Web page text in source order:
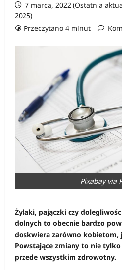
7 marca, 2022 (Ostatnia
2025)
Przeczytano 4 minut
Pixabay via
Żylaki, pajączki czy
dolnych to obecnie bardzo
doskwiera zarówno kobietom,
Powstające zmiany to nie
przede wszystkim zdrowotny.